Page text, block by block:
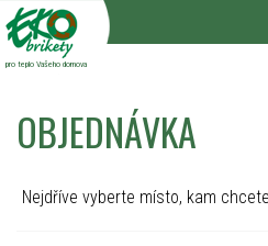
pro teplo Vašeho domova
OBJEDNÁVKA
Nejdříve vyberte místo, kam